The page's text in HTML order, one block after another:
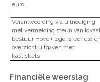
euro
Verantwoording via uitnodiging
met vermelding steun van lokaal
bestuur Hove + logo, sfeerfoto en
overzicht uitgaven met
kastickets
Financiële weerslag